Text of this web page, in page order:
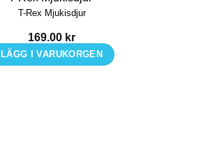
väljas
på
produktsidan
T-Rex Mjukisdjur
169.00 kr
LÄGG I VARUKORGEN